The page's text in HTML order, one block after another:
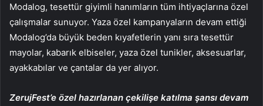
Modalog, tesettür giyimli hanımların tüm ihtiyaçlarına özel
çalışmalar sunuyor. Yaza özel kampanyaların devam ettiği
Modalog’da büyük beden kıyafetlerin yanı sıra tesettür
mayolar, kabarık elbiseler, yaza özel tunikler, aksesuarlar,
ayakkabılar ve çantalar da yer alıyor.
ZerujFest’e özel hazırlanan çekilişe katılma şansı devam